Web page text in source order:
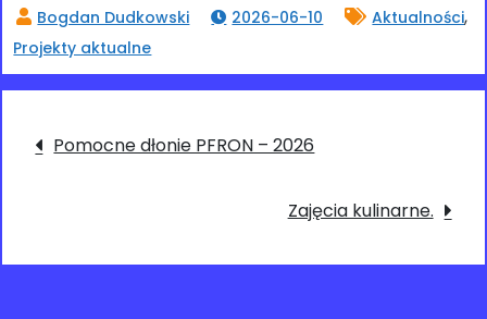
2026-06-10 Aktualności,
Projekty aktualne
Nawigacja
Pomocne dłonie PFRON – 2026
Zajęcia kulinarne.